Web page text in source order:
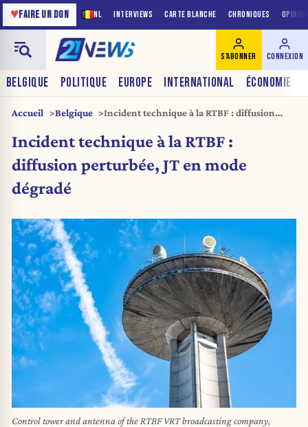
NL INTERVIEWS CARTE BLANCHE CHRONIQUES
♥FAIRE UN DON
BELGIQUE POLITIQUE EUROPE INTERNATIONAL ÉCONOMIE
S'ABONNER CONNEXION
Accueil Belgique
Incident technique à la RTBF : diffusion
Incident technique à la RTBF :
diffusion perturbée, JT en mode
dégradé
Control tower and antenna of the RTBF VRT broadcasting company,